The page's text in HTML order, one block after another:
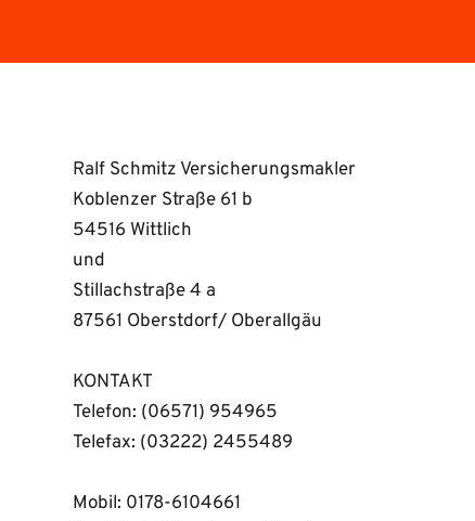
Ralf Schmitz Versicherungsmakler
Koblenzer Straße 61 b
54516 Wittlich
und
Stillachstraße 4 a
87561 Oberstdorf/ Oberallgäu
KONTAKT
Telefon: (06571) 954965
Telefax: (03222) 2455489
Mobil: 0178-6104661